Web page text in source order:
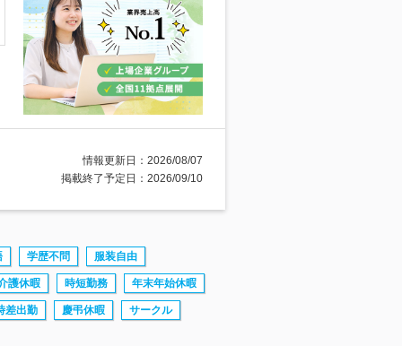
情報更新日：2026/08/07
掲載終了予定日：2026/09/10
学歴不問 服装自由
護休暇 時短勤務 年末年始休暇
差出勤 慶弔休暇 サークル